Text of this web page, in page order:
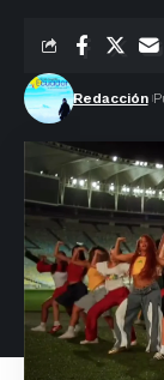
Redacción